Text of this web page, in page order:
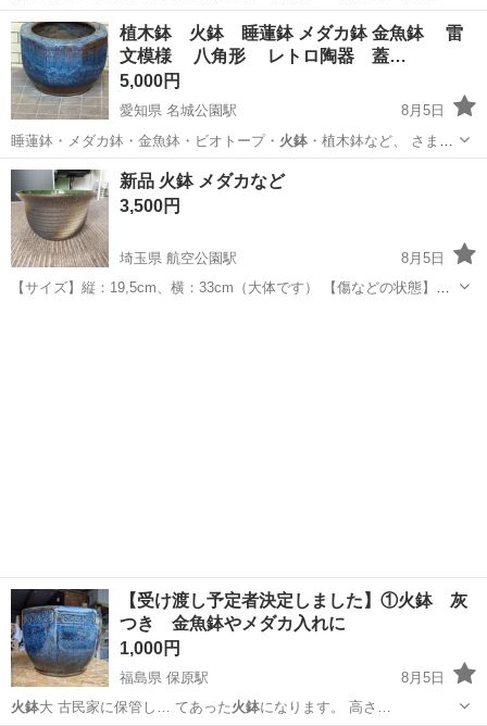
愛知 名古屋市 その他 火鉢
植木鉢 火鉢 睡蓮鉢 メダカ鉢 金魚鉢 雷
文模様 八角形 レトロ陶器 蓋…
5,000円
愛知県 名城公園駅
8月5日
睡蓮鉢・メダカ鉢・金魚鉢・ビオトープ・ 火鉢・植木鉢など、 さまざ
まな用途にお使い…
愛知 名古屋市 名城公園駅 家庭用品
新品 火鉢 メダカなど
3,500円
埼玉県 航空公園駅
8月5日
【サイズ】縦：19,5cm、横：33cm（大体です） 【傷などの状態】と
【受け渡し予定者決定しました】①火鉢 灰
つき 金魚鉢やメダカ入れに
1,000円
福島県 保原駅
8月5日
火鉢大 古民家に保管し… てあった 火鉢になります。 高さ…